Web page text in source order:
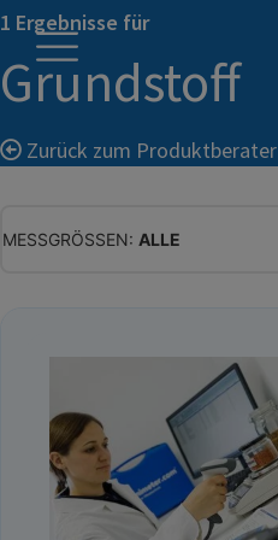
1 Ergebnisse für
Grundstoff
Zurück zum Produktberater
MESSGRÖSSEN: ALLE
ABSOLUTE FEUCHTE
TEMPERATUR
GLEICHGEWICHTSFEUCHTE
WASSERAKTIVITÄT
TROCKENSUBSTANZ